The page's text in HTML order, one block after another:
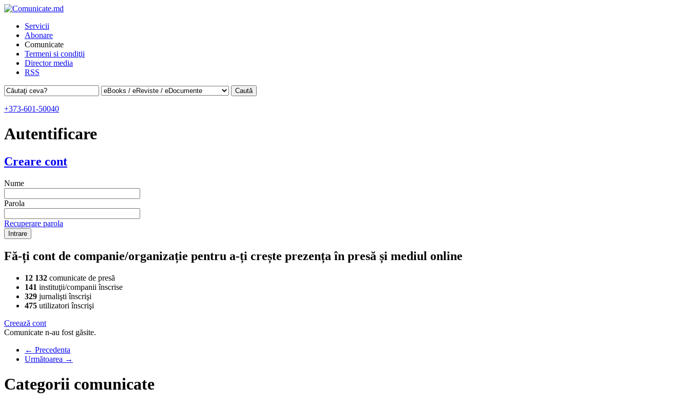
Servicii
Abonare
Comunicate
Termeni si condiţii
Director media
RSS
+373-601-50040
Autentificare
Creare cont
Nume
Parola
Recuperare parola
Fă-ți cont de companie/organizație pentru a-ți crește prezența în presă și mediul online
12 132 comunicate de presă
141 instituţii/companii înscrise
329 jurnalişti înscrişi
475 utilizatori înscrişi
Creează cont
Comunicate n-au fost găsite.
← Precedenta
Următoarea →
Categorii comunicate